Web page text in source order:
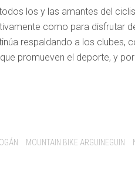
los y las amantes del
como para disfrutar
respaldando a los clubes,
promueven el deporte, y por
MOUNTAIN BIKE ARGUINEGUIN